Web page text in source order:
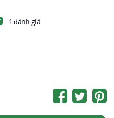
1 đánh giá